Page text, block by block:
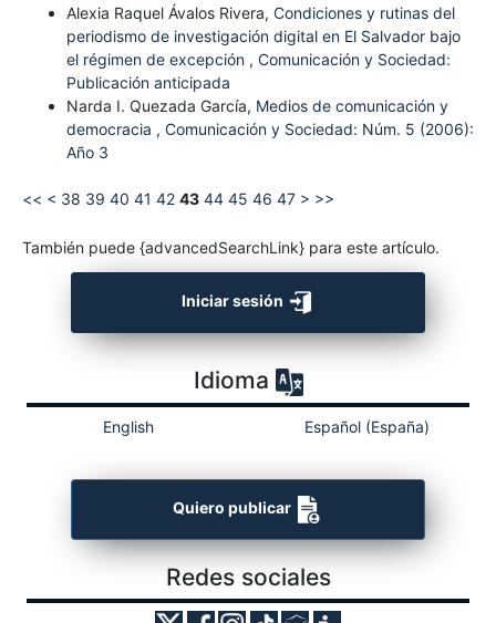
Alexia Raquel Ávalos Rivera, Condiciones y rutinas del
periodismo de investigación digital en El Salvador bajo
el régimen de excepción , Comunicación y Sociedad:
Publicación anticipada
Narda I. Quezada García, Medios de comunicación y
democracia , Comunicación y Sociedad: Núm. 5 (2006):
Año 3
<< < 38 39 40 41 42 43 44 45 46 47 > >>
También puede {advancedSearchLink} para este artículo.
Iniciar sesión
Idioma
English Español (España)
Quiero publicar
Redes sociales